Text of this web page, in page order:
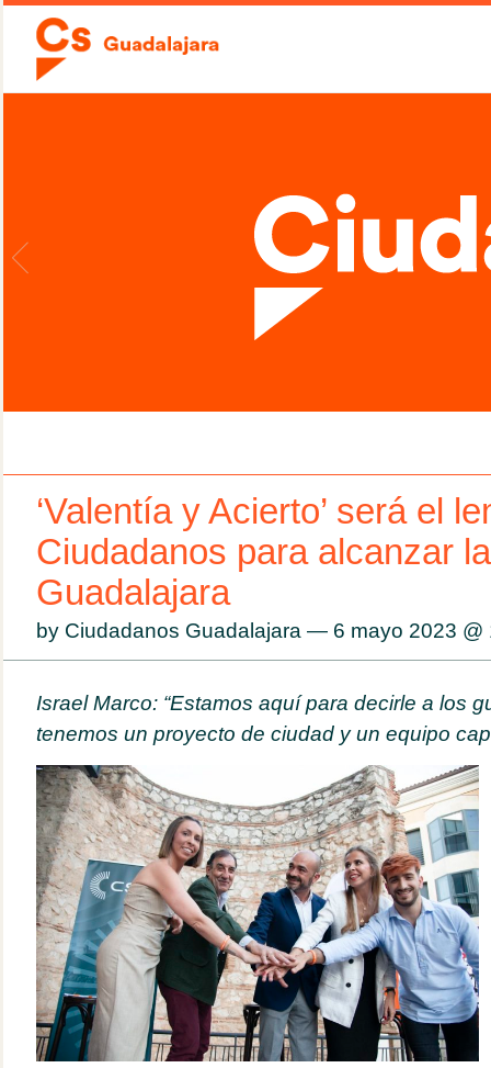
‘Valentía y Acierto’ será el
Ciudadanos para alcanzar
Guadalajara
by Ciudadanos Guadalajara — 6 mayo 2023 @
Israel Marco: “Estamos aquí para decirle a los
tenemos un proyecto de ciudad y un equipo